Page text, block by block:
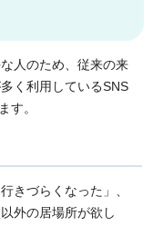
人のため、従来の来
く利用しているSNS
す。
きづらくなった」、
外の居場所が欲し